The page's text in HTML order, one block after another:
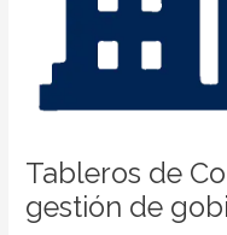
Tableros de
gestión de